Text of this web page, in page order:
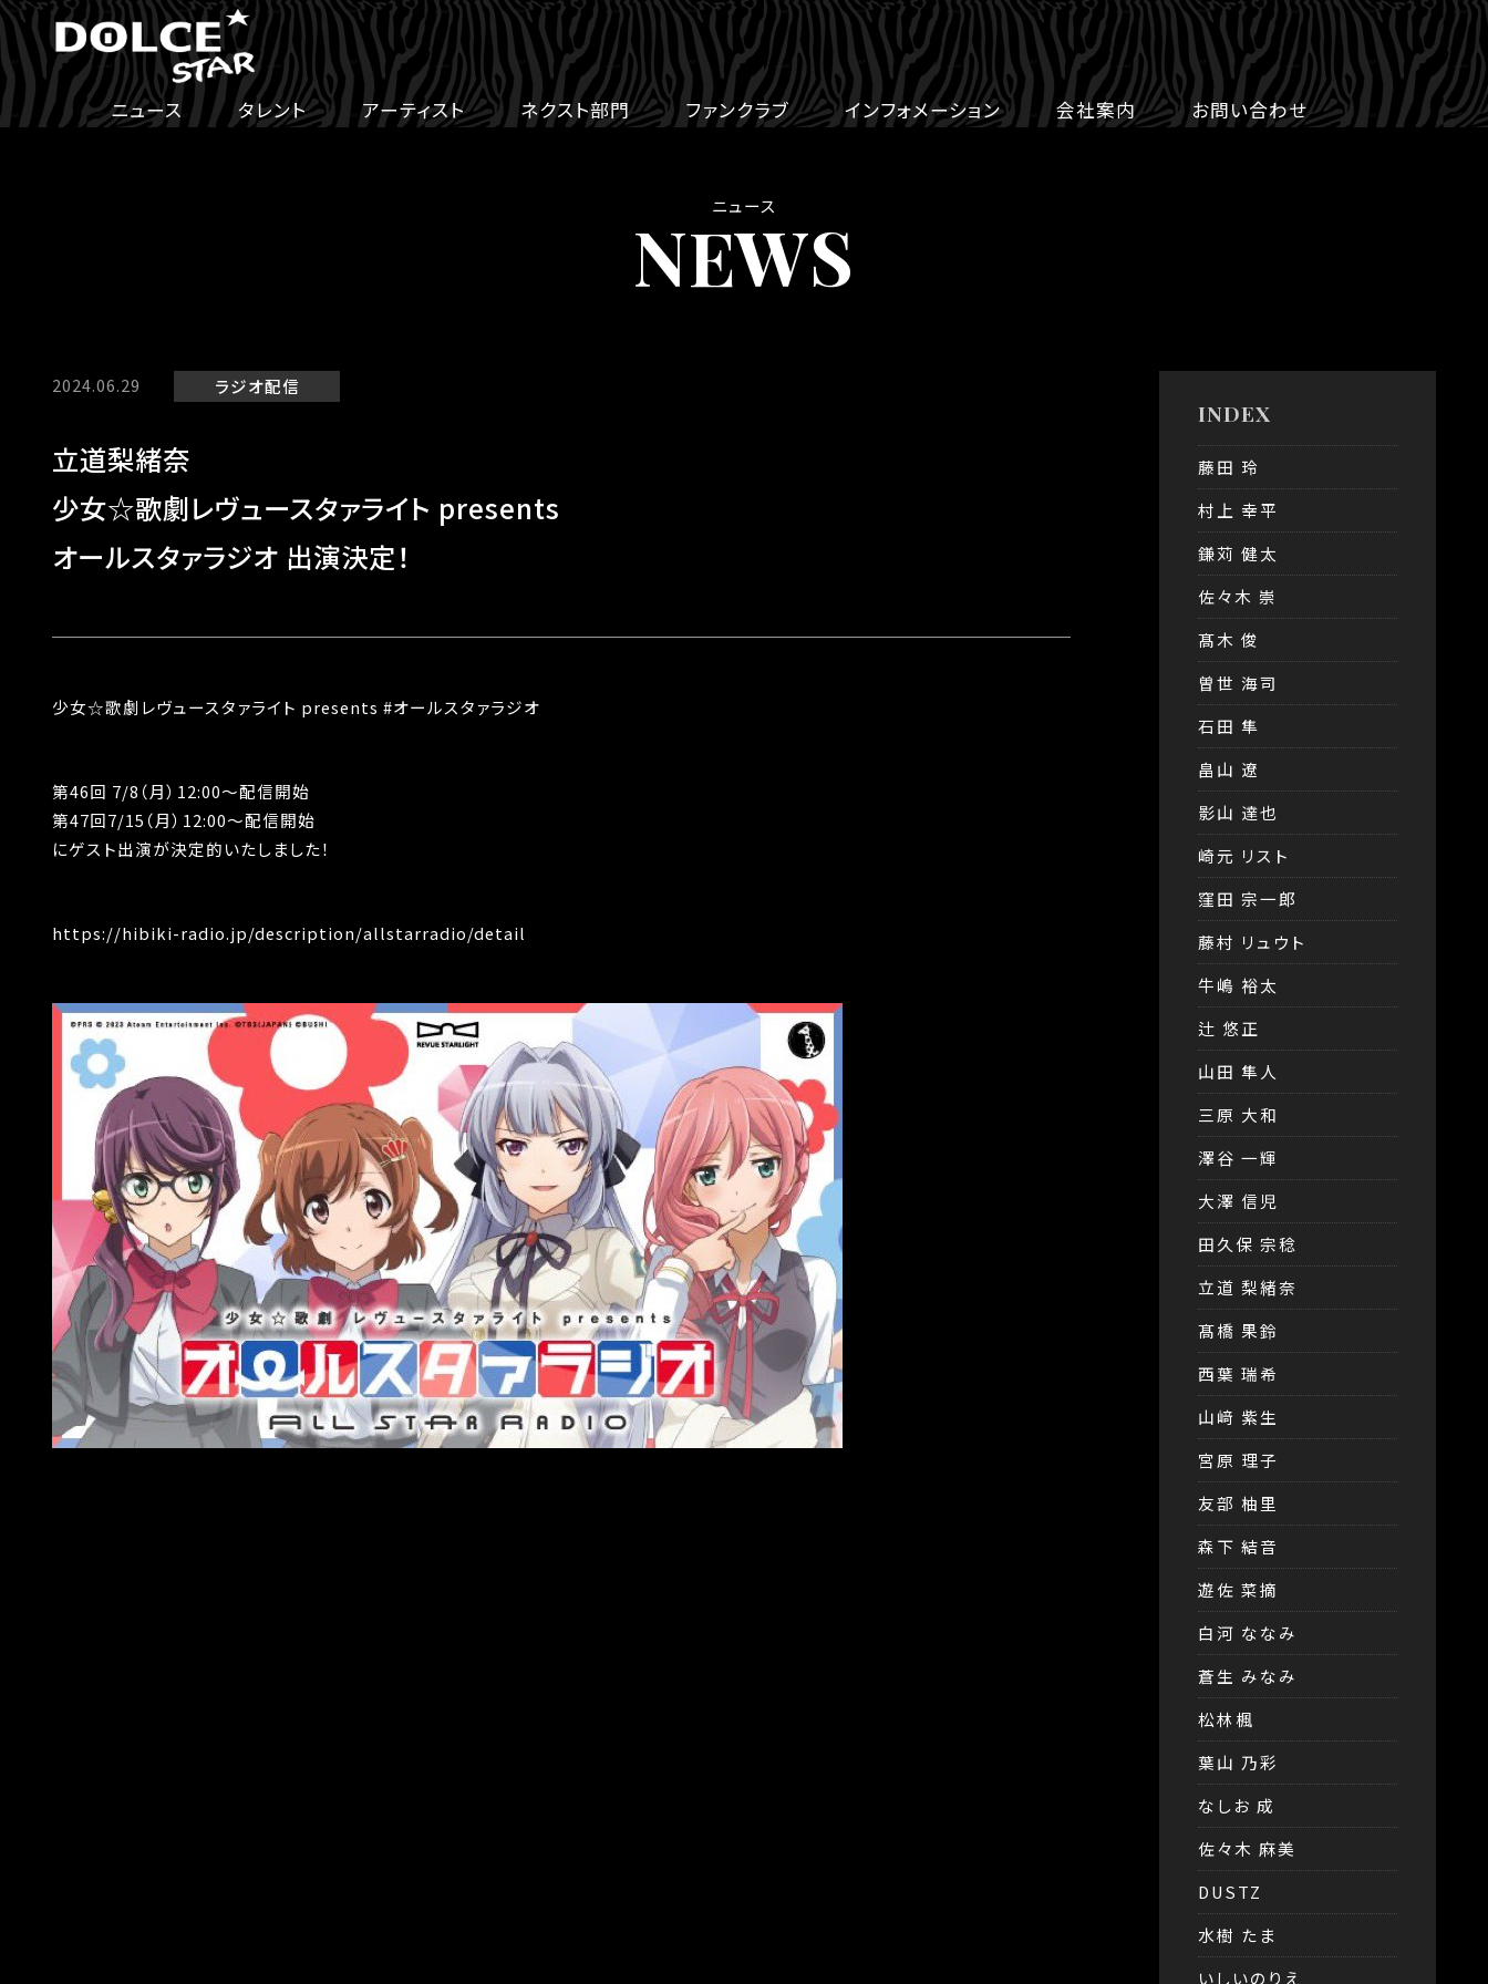
ニュース タレント アーティスト ネクスト部門 ファンクラブ インフォメーション 会社案内 お問い合わせ
ニュース
NEWS
2024.06.29 ラジオ配信
立道梨緒奈
少女☆歌劇レヴュースタァライト presents
オールスタァラジオ 出演決定！
少女☆歌劇レヴュースタァライト presents #オールスタァラジオ
第46回 7/8 （月） 12:00〜配信開始
第47回7/15 （月） 12:00〜配信開始
にゲスト出演が決定的いたしました！
https://hibiki-radio.jp/description/allstarradio/detail
INDEX
藤田 玲
村上 幸平
鎌苅 健太
佐々木 崇
髙木 俊
曽世 海司
石田 隼
畠山 遼
影山 達也
崎元 リスト
窪田 宗一郎
藤村 リュウト
牛嶋 裕太
辻 悠正
山田 隼人
三原 大和
澤谷 一輝
大澤 信児
田久保 宗稔
立道 梨緒奈
髙橋 果鈴
西葉 瑞希
山﨑 紫生
宮原 理子
友部 柚里
森下 結音
遊佐 菜摘
白河 ななみ
蒼生 みなみ
松林楓
葉山 乃彩
なしお 成
佐々木 麻美
DUSTZ
水樹 たま
いしいのりえ